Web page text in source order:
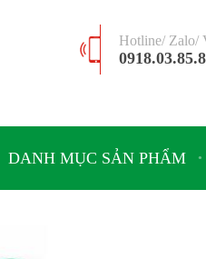
Hotline/ Zalo/
DANH MỤC SẢN PHẨM